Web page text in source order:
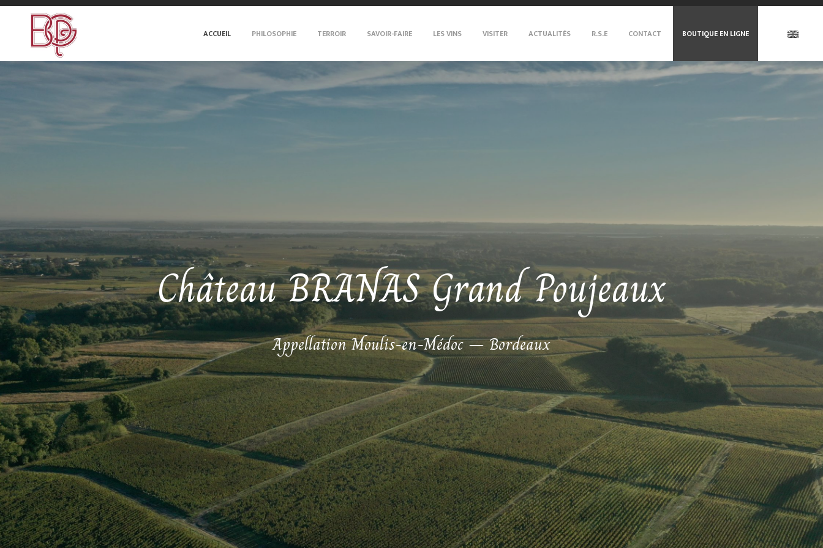
ACCUEIL PHILOSOPHIE TERROIR SAVOIR-FAIRE LES VINS VISITER ACTUALITÉS R.S.E CONTACT BOUTIQUE EN LIGNE
Château BRANAS Grand Poujeaux
Appellation Moulis-en-Médoc – Bordeaux